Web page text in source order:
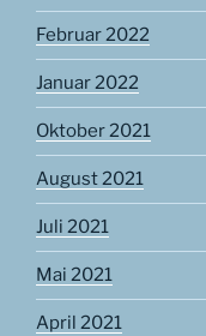
Februar 2022
Januar 2022
Oktober 2021
August 2021
Juli 2021
Mai 2021
April 2021